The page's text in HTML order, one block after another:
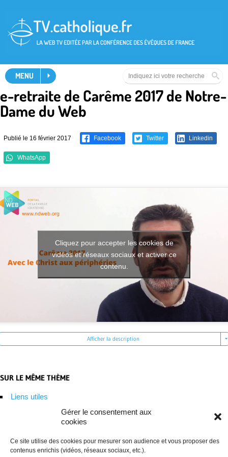
Gérer le consentement aux
cookies
Ce site utilise des cookies pour mesurer son audience et vous proposer des
contenus enrichis (vidéos, réseaux sociaux, etc.).
MENU
e-retraite de Carême 2017 de Notre-
Dame du Web
Publié le 16 février 2017 Facebook Twitter Linkedin
WhatsApp
Cliquez pour accepter les cookies de
vidéos et réseaux sociaux et activer ce
contenu.
Afficher la description
SUR LE MÊME THÈME
Liens utiles
Site des jésuites de la province de France